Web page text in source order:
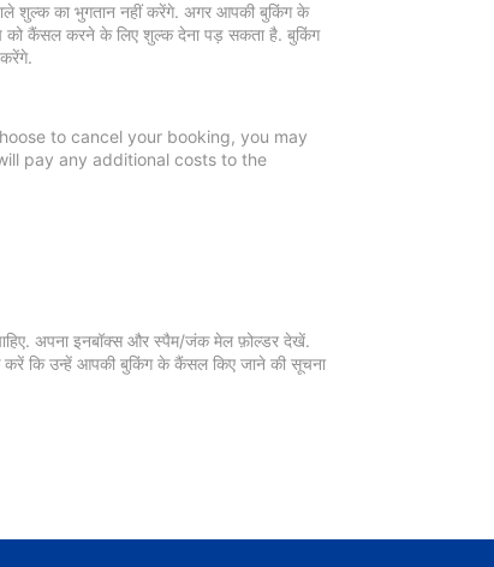
शुल्क का भुगतान नहीं करेंगे. अगर आपकी बुकिंग के
को कैंसल करने के लिए शुल्क देना पड़ सकता है. बुकिंग
to cancel your booking, you may
pay any additional costs to the
अपना इनबॉक्स और स्पैम/जंक मेल फ़ोल्डर देखें.
करें कि उन्हें आपकी बुकिंग के कैंसल किए जाने की सूचना